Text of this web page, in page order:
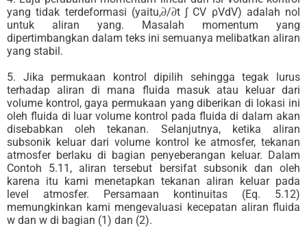
yang tidak terdeformasi (yaitu,𝜕/𝜕t ∫ CV ρVdV) adalah nol
untuk aliran yang. Masalah momentum yang
dipertimbangkan dalam teks ini semuanya melibatkan aliran
yang stabil.
5. Jika permukaan kontrol dipilih sehingga tegak lurus
terhadap aliran di mana fluida masuk atau keluar dari
volume kontrol, gaya permukaan yang diberikan di lokasi ini
oleh fluida di luar volume kontrol pada fluida di dalam akan
disebabkan oleh tekanan. Selanjutnya, ketika aliran
subsonik keluar dari volume kontrol ke atmosfer, tekanan
atmosfer berlaku di bagian penyeberangan keluar. Dalam
Contoh 5.11, aliran tersebut bersifat subsonik dan oleh
karena itu kami menetapkan tekanan aliran keluar pada
level atmosfer. Persamaan kontinuitas (Eq. 5.12)
memungkinkan kami mengevaluasi kecepatan aliran fluida
w dan w di bagian (1) dan (2).